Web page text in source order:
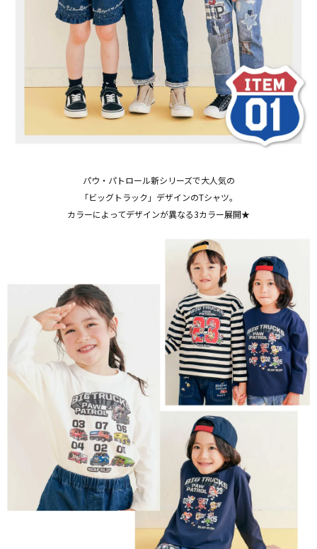
パウ・パトロール新シリーズで大人気の
「ビッグトラック」デザインのTシャツ。
カラーによってデザインが異なる3カラー展開★